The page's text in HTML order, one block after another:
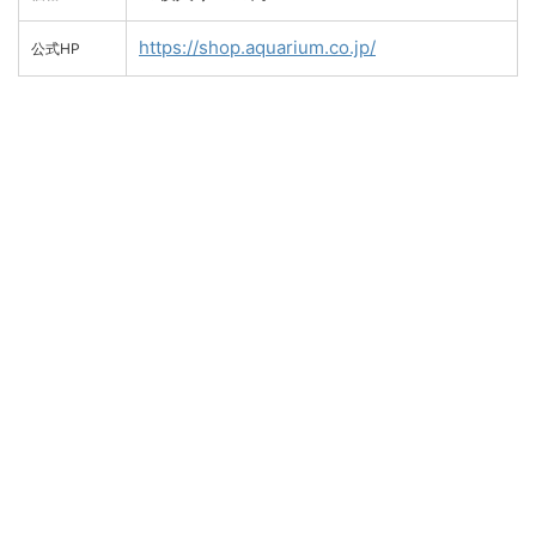
公式HP https://shop.aquarium.co.jp/